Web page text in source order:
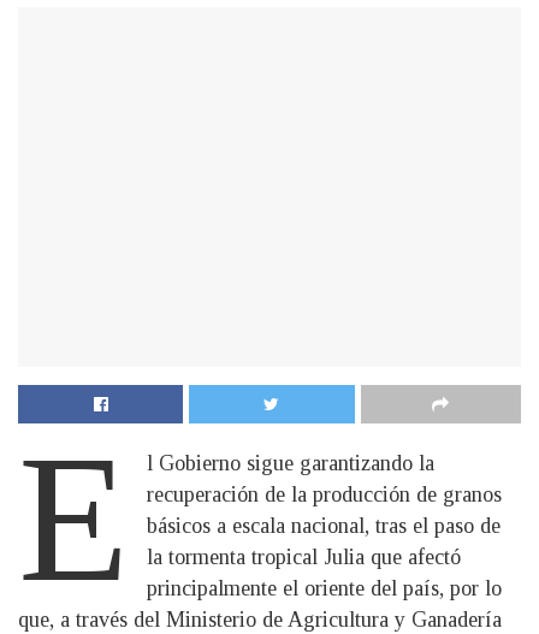
E
l Gobierno sigue garantizando la
recuperación de la producción de granos
básicos a escala nacional, tras el paso de
la tormenta tropical Julia que afectó
principalmente el oriente del país, por lo
que, a través del Ministerio de Agricultura y Ganadería